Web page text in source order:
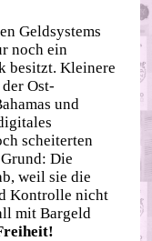
Geldsystems
noch ein
besitzt. Kleinere
Ost-
und
scheiterten
Die
weil sie die
Kontrolle nicht
mit Bargeld